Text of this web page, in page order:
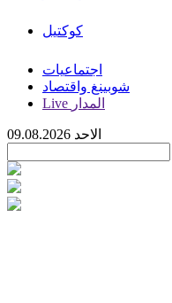
كوكتيل
اجتماعيات
شوبينغ واقتصاد
Live المدار